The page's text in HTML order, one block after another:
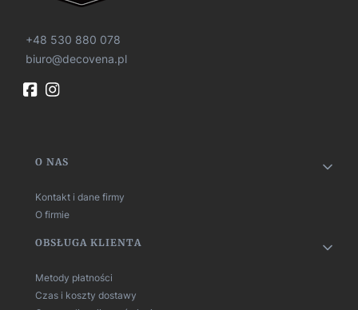
+48 530 880 078
biuro@decovena.pl
Linki w stopce
O NAS
Kontakt i dane firmy
O firmie
OBSŁUGA KLIENTA
Metody płatności
Czas i koszty dostawy